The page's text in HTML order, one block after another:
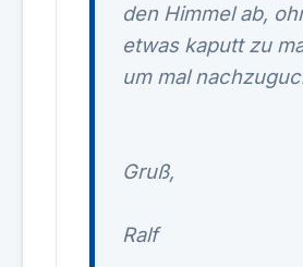
den Himmel ab,
etwas kaputt zu
um mal
Gruß,
Ralf